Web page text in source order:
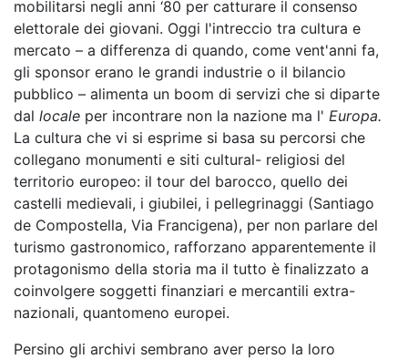
mobilitarsi negli anni ‘80 per catturare il consenso
elettorale dei giovani. Oggi l'intreccio tra cultura e
mercato – a differenza di quando, come vent'anni fa,
gli sponsor erano le grandi industrie o il bilancio
pubblico – alimenta un boom di servizi che si diparte
dal locale per incontrare non la nazione ma l' Europa.
La cultura che vi si esprime si basa su percorsi che
collegano monumenti e siti cultural- religiosi del
territorio europeo: il tour del barocco, quello dei
castelli medievali, i giubilei, i pellegrinaggi (Santiago
de Compostella, Via Francigena), per non parlare del
turismo gastronomico, rafforzano apparentemente il
protagonismo della storia ma il tutto è finalizzato a
coinvolgere soggetti finanziari e mercantili extra-
nazionali, quantomeno europei.
Persino gli archivi sembrano aver perso la loro